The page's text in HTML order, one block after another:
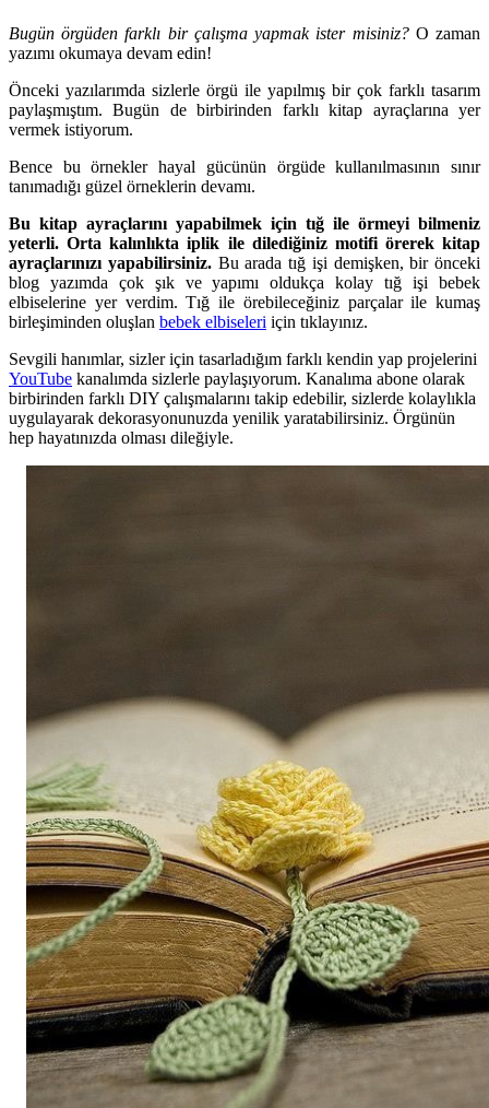
Bugün örgüden farklı bir çalışma yapmak ister misiniz?O zaman
yazımı okumaya devam edin!
Önceki yazılarımda sizlerle örgü ile yapılmış bir çok farklı tasarım
paylaşmıştım. Bugün de birbirinden farklı kitap ayraçlarına yer
vermek istiyorum.
Bence bu örnekler hayal gücünün örgüde kullanılmasının sınır
tanımadığı güzel örneklerin devamı.
Bu kitap ayraçlarını yapabilmek için tığ ile örmeyi bilmeniz
yeterli. Orta kalınlıkta iplik ile dilediğiniz motifi örerek kitap
ayraçlarınızı yapabilirsiniz. Bu arada tığ işi demişken, bir önceki
blog yazımda çok şık ve yapımı oldukça kolay tığ işi bebek
elbiselerine yer verdim. Tığ ile örebileceğiniz parçalar ile kumaş
birleşiminden oluşlan bebek elbiseleri için tıklayınız.
Sevgili hanımlar, sizler için tasarladığım farklı kendin yap projelerini
YouTube kanalımda sizlerle paylaşıyorum. Kanalıma abone olarak
birbirinden farklı DIY çalışmalarını takip edebilir, sizlerde kolaylıkla
uygulayarak dekorasyonunuzda yenilik yaratabilirsiniz. Örgünün
hep hayatınızda olması dileğiyle.